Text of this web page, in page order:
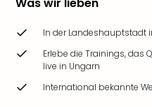
In der Landeshauptstadt
Erlebe die Trainings, das
live in Ungarn
International bekannte